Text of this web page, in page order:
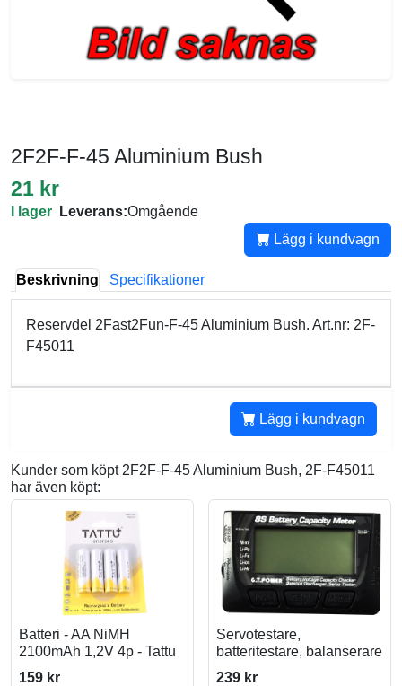
2F2F-F-45 Aluminium Bush
21 kr
I lager Leverans:Omgående
Lägg i kundvagn
Beskrivning Specifikationer
Reservdel 2Fast2Fun-F-45 Aluminium Bush. Art.nr: 2F-
F45011
Lägg i kundvagn
Kunder som köpt 2F2F-F-45 Aluminium Bush, 2F-F45011
har även köpt:
Batteri - AA NiMH
2100mAh 1,2V 4p - Tattu
159 kr
Servotestare,
batteritestare, balanserare
239 kr